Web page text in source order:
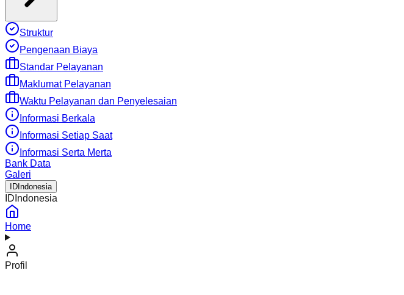
Struktur
Pengenaan Biaya
Standar Pelayanan
Maklumat Pelayanan
Waktu Pelayanan dan Penyelesaian
Informasi Berkala
Informasi Setiap Saat
Informasi Serta Merta
Bank Data
Galeri
ID Indonesia
ID Indonesia
Home
Profil